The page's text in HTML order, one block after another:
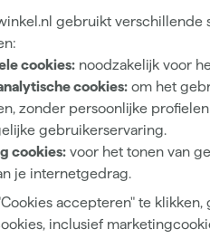
gebruikt verschillende
cookies: noodzakelijk voor
cookies: om het
zonder persoonlijke
gebruikerservaring.
cookies: voor het tonen van
je internetgedrag.
accepteren" te
inclusief